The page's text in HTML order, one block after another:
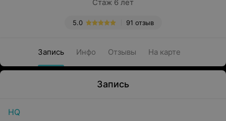
Стаж 6 лет
91 отзыв
5.0
Запись Инфо Отзывы На карте
Запись
HQ